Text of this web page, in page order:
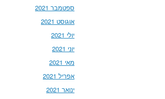
ספטמבר 2021
אוגוסט 2021
יולי 2021
יוני 2021
מאי 2021
אפריל 2021
ינואר 2021